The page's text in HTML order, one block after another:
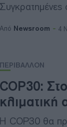
Συγκρατημένες
Από Newsroom 4
ΠΕΡΙΒΑΛΛΟΝ
COP30:
κλιματική
Η COP30 θα